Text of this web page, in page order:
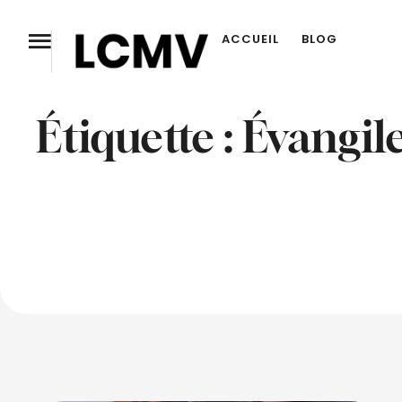
ACCUEIL BLOG
Étiquette :